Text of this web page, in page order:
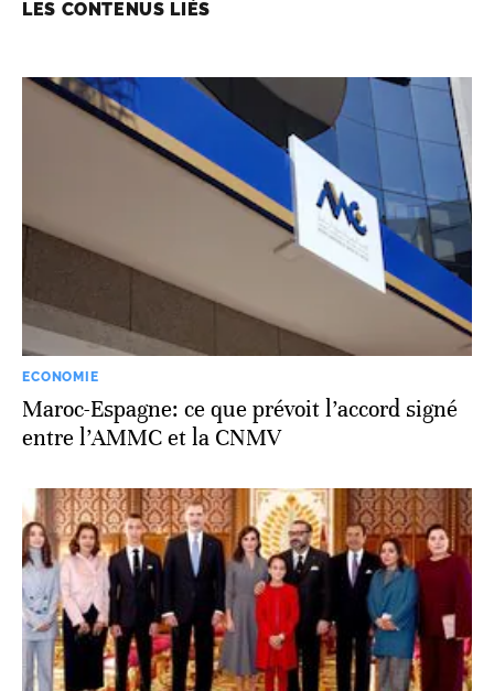
LES CONTENUS LIÉS
ECONOMIE
Maroc-Espagne: ce que prévoit l’accord signé
entre l’AMMC et la CNMV